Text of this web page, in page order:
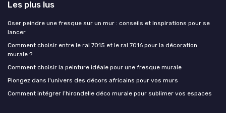
Les plus lus
Oser peindre une fresque sur un mur : conseils et inspirations pour se
lancer
Comment choisir entre le ral 7015 et le ral 7016 pour la décoration
murale ?
Comment choisir la peinture idéale pour une fresque murale
Plongez dans l'univers des décors africains pour vos murs
Comment intégrer l’hirondelle déco murale pour sublimer vos espaces